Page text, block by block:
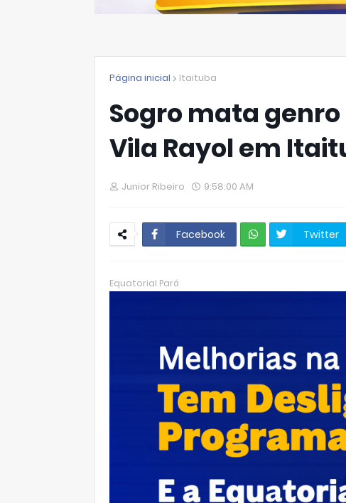
Página inicial Itaituba
Sogro mata
Vila Rayol em
Junior Ribeiro 9:58:00 AM
Facebook
Twitter
Equatorial Pará